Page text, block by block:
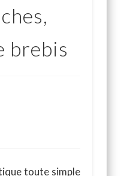
brebis
toute simple